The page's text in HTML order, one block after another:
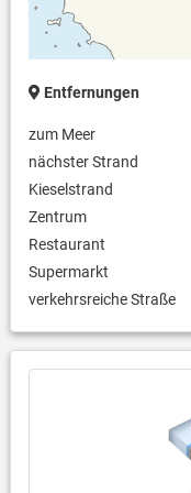
Entfernungen
zum Meer
nächster Strand
Kieselstrand
Zentrum
Restaurant
Supermarkt
verkehrsreiche Straße